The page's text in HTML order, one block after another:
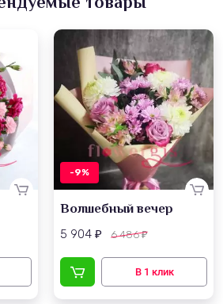
-9%
Волшебный вечер
5 904 ₽ 6 486₽